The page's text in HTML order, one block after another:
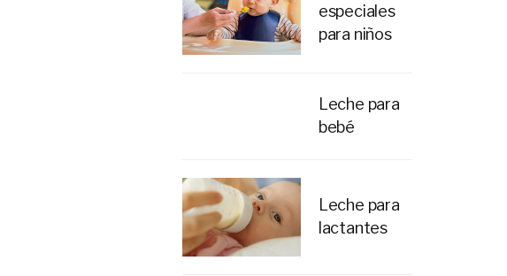
especiales
para niños
Leche para
bebé
Leche para
lactantes